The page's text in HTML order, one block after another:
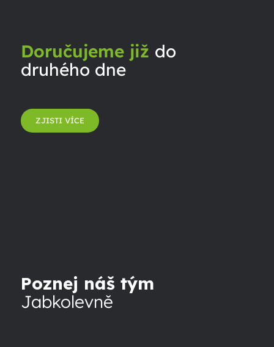
Doručujeme již do
druhého dne
ZJISTI VÍCE
Poznej náš tým
Jabkolevně